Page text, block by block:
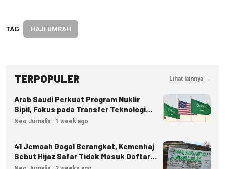
TAG HAJI UMRAH
TERPOPULER Lihat lainnya →
Arab Saudi Perkuat Program Nuklir
Sipil, Fokus pada Transfer Teknologi
dan Kedaulatan Energi
Neo Jurnalis | 1 week ago
41 Jemaah Gagal Berangkat, Kemenhaj
Sebut Hijaz Safar Tidak Masuk Daftar
Resmi PPIU